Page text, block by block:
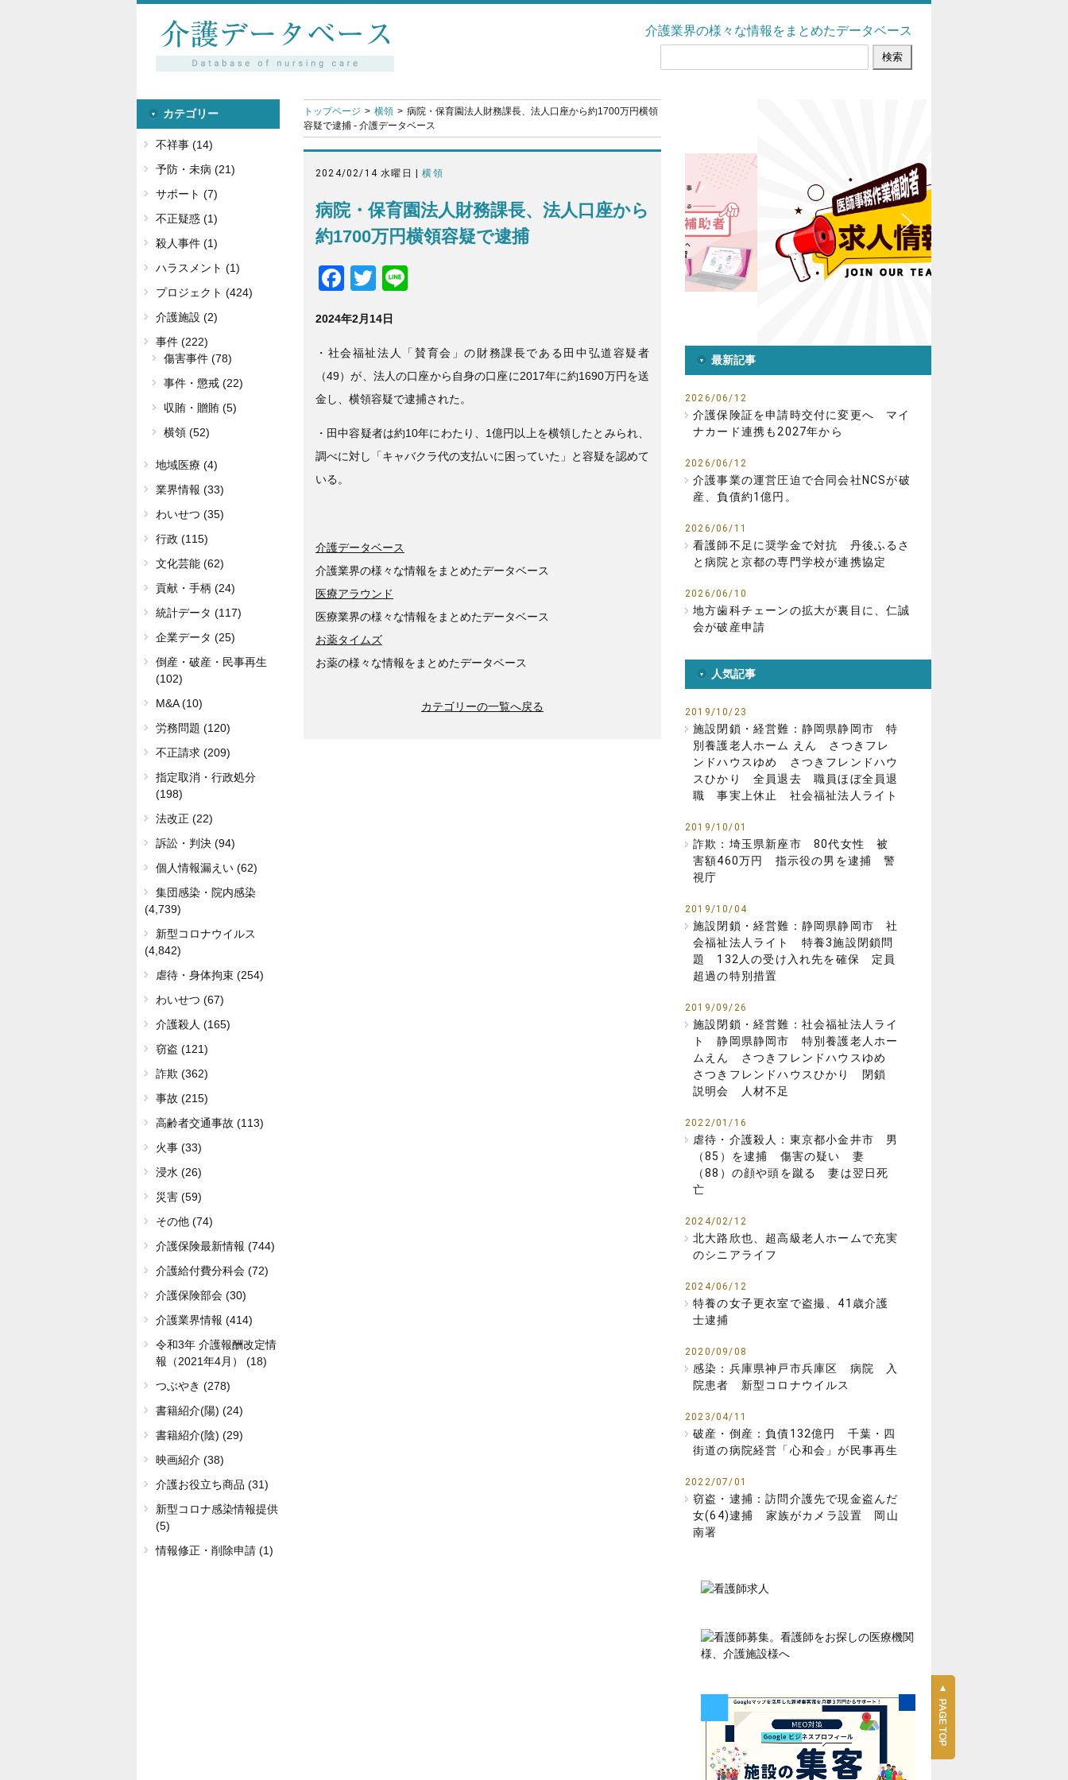
介護業界の様々な情報をまとめたデータベース
トップページ 横領
病院・保育園法人財務課長、法人口座から約1700万円横領
容疑で逮捕 - 介護データベース
2024/02/14 水曜日 |横領
病院・保育園法人財務課長、法人口座から
約1700万円横領容疑で逮捕
F
c
e
b
o
o
k
T
tt
er
2024年2月14日
・社会福祉法人「賛育会」の財務課長である田中弘道容疑者
（49）が、法人の口座から自身の口座に2017年に約1690万円を送
金し、横領容疑で逮捕された。
・田中容疑者は約10年にわたり、1億円以上を横領したとみられ、
調べに対し「キャバクラ代の支払いに困っていた」と容疑を認めて
いる。
介護データベース
介護業界の様々な情報をまとめたデータベース
医療アラウンド
医療業界の様々な情報をまとめたデータベース
お薬タイムズ
お薬の様々な情報をまとめたデータベース
カテゴリーの一覧へ戻る
最新記事
2026/06/12
介護保険証を申請時交付に変更へ マイ
ナカード連携も2027年から
2026/06/12
介護事業の運営圧迫で合同会社NCSが破
産、負債約1億円。
2026/06/11
看護師不足に奨学金で対抗 丹後ふるさ
と病院と京都の専門学校が連携協定
2026/06/10
地方歯科チェーンの拡大が裏目に、仁誠
会が破産申請
人気記事
2019/10/23
施設閉鎖・経営難：静岡県静岡市 特
別養護老人ホーム えん さつきフレ
ンドハウスゆめ さつきフレンドハウ
スひかり 全員退去 職員ほぼ全員退
職 事実上休止 社会福祉法人ライト
2019/10/01
詐欺：埼玉県新座市 80代女性 被
害額460万円 指示役の男を逮捕 警
視庁
2019/10/04
施設閉鎖・経営難：静岡県静岡市 社
会福祉法人ライト 特養3施設閉鎖問
題 132人の受け入れ先を確保 定員
超過の特別措置
2019/09/26
施設閉鎖・経営難：社会福祉法人ライ
ト 静岡県静岡市 特別養護老人ホー
ムえん さつきフレンドハウスゆめ
さつきフレンドハウスひかり 閉鎖
説明会 人材不足
2022/01/16
虐待・介護殺人：東京都小金井市 男
（85）を逮捕 傷害の疑い 妻
（88）の顔や頭を蹴る 妻は翌日死
亡
2024/02/12
北大路欣也、超高級老人ホームで充実
のシニアライフ
2024/06/12
特養の女子更衣室で盗撮、41歳介護
士逮捕
2020/09/08
感染：兵庫県神戸市兵庫区 病院 入
院患者 新型コロナウイルス
2023/04/11
破産・倒産：負債132億円 千葉・四
街道の病院経営「心和会」が民事再生
2022/07/01
窃盗・逮捕：訪問介護先で現金盗んだ
女(64)逮捕 家族がカメラ設置 岡山
南署
カテゴリー
不祥事 (14)
予防・未病 (21)
サポート (7)
不正疑惑 (1)
殺人事件 (1)
ハラスメント (1)
プロジェクト (424)
介護施設 (2)
事件 (222)
傷害事件 (78)
事件・懲戒 (22)
収賄・贈賄 (5)
横領 (52)
地域医療 (4)
業界情報 (33)
わいせつ (35)
行政 (115)
文化芸能 (62)
貢献・手柄 (24)
統計データ (117)
企業データ (25)
倒産・破産・民事再生
(102)
M&A (10)
労務問題 (120)
不正請求 (209)
指定取消・行政処分
(198)
法改正 (22)
訴訟・判決 (94)
個人情報漏えい (62)
集団感染・院内感染
(4,739)
新型コロナウイルス
(4,842)
虐待・身体拘束 (254)
わいせつ (67)
介護殺人 (165)
窃盗 (121)
詐欺 (362)
事故 (215)
高齢者交通事故 (113)
火事 (33)
浸水 (26)
災害 (59)
その他 (74)
介護保険最新情報 (744)
介護給付費分科会 (72)
介護保険部会 (30)
介護業界情報 (414)
令和3年 介護報酬改定情
報（2021年4月） (18)
つぶやき (278)
書籍紹介(陽) (24)
書籍紹介(陰) (29)
映画紹介 (38)
介護お役立ち商品 (31)
新型コロナ感染情報提供
(5)
情報修正・削除申請 (1)